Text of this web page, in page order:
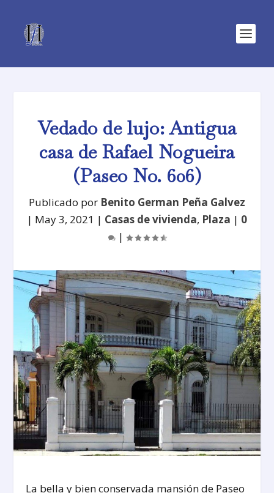
Vedado de lujo: Antigua
casa de Rafael Nogueira
(Paseo No. 606)
Publicado por Benito German Peña Galvez
| May 3, 2021 | Casas de vivienda, Plaza | 0
|
La bella y bien conservada mansión de Paseo